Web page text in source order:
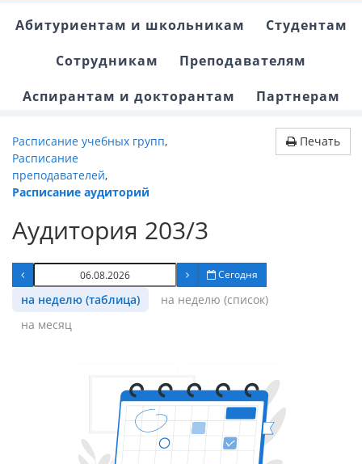
Абитуриентам и школьникам
Студентам
Сотрудникам
Преподавателям
Аспирантам и докторантам
Партнерам
Расписание учебных групп,
Расписание
преподавателей,
Расписание аудиторий
Печать
Аудитория 203/3
Сегодня
на неделю (таблица)
на неделю (список)
на месяц